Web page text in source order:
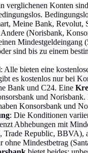
verglichenen Konten
Meine Bank, Revolut,
(Norisbank,
Mindestgeldeingang
sind bis zu einem
: Alle bieten eine
es kostenlos nur bei
Bank und C24. Eine
und Norisbank.
Konsorsbank und
: Die Konditionen
Abhebungen mit
Republic, BBVA),
ohne Mindestbetrag